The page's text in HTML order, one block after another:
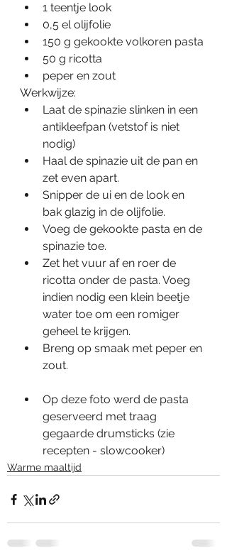
1 teentje look
0,5 el olijfolie
150 g gekookte volkoren pasta
50 g ricotta
peper en zout
Werkwijze:
Laat de spinazie slinken in een
antikleefpan (vetstof is niet
nodig)
Haal de spinazie uit de pan en
zet even apart.
Snipper de ui en de look en
bak glazig in de olijfolie.
Voeg de gekookte pasta en de
spinazie toe.
Zet het vuur af en roer de
ricotta onder de pasta. Voeg
indien nodig een klein beetje
water toe om een romiger
geheel te krijgen.
Breng op smaak met peper en
zout.
Op deze foto werd de pasta
geserveerd met traag
gegaarde drumsticks (zie
recepten - slowcooker)
Warme maaltijd